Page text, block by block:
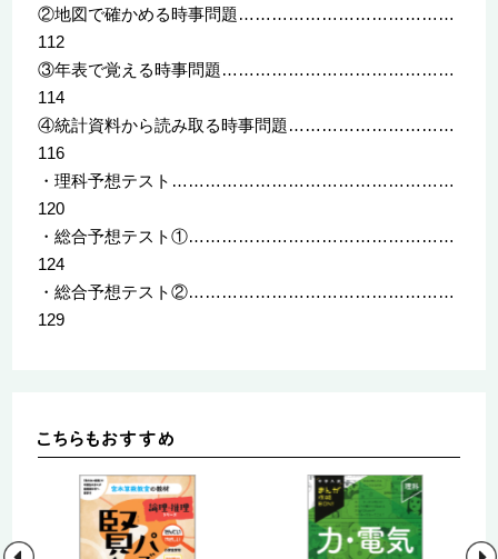
②地図で確かめる時事問題…………………………………
112
③年表で覚える時事問題……………………………………
114
④統計資料から読み取る時事問題…………………………
116
・理科予想テスト……………………………………………
120
・総合予想テスト①…………………………………………
124
・総合予想テスト②…………………………………………
129